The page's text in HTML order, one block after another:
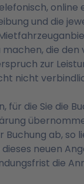
online
und die
die
zur
nicht
die Sie die
ab, so
neuen
die